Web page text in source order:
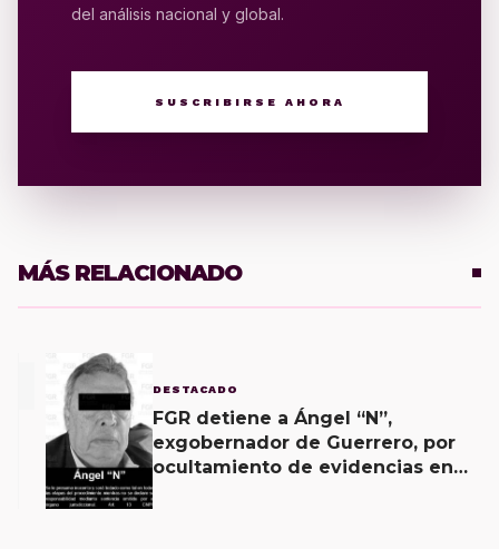
del análisis nacional y global.
SUSCRIBIRSE AHORA
MÁS RELACIONADO
DESTACADO
FGR detiene a Ángel “N”,
exgobernador de Guerrero, por
ocultamiento de evidencias en